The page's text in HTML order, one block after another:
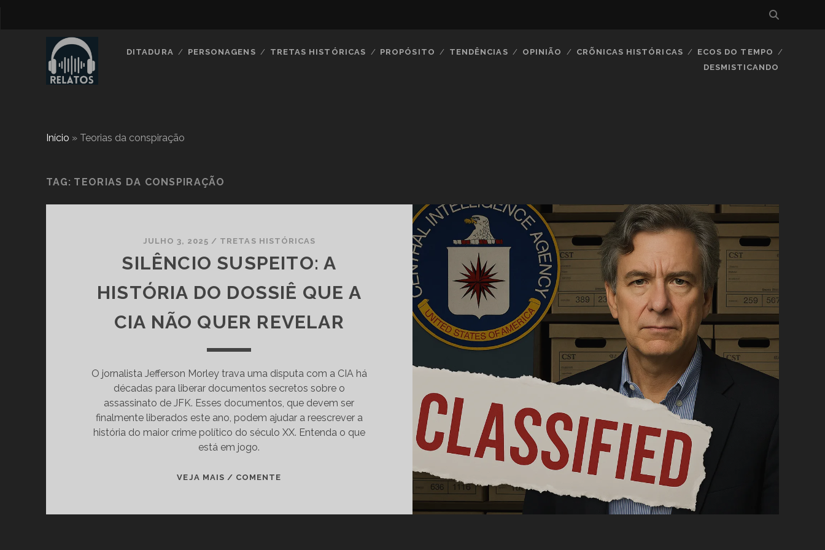
DITADURA PERSONAGENS TRETAS HISTÓRICAS PROPÓSITO TENDÊNCIAS OPINIÃO CRÕNICAS HISTÓRICAS
ECOS DO TEMPO
DESMISTICANDO
Início » Teorias da conspiração
TAG: TEORIAS DA CONSPIRAÇÃO
JULHO 3, 2025 / TRETAS HISTÓRICAS
SILÊNCIO SUSPEITO: A
HISTÓRIA DO DOSSIÊ QUE A
CIA NÃO QUER REVELAR
O jornalista Jefferson Morley trava uma disputa com a CIA há
décadas para liberar documentos secretos sobre o
assassinato de JFK. Esses documentos, que devem ser
finalmente liberados este ano, podem ajudar a reescrever a
história do maior crime político do século XX. Entenda o que
está em jogo.
VEJA MAIS / COMENTE